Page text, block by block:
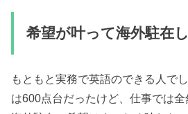
希望が叶って海外駐在
もともと実務で英語のできる人で
は600点台だったけど、仕事では全